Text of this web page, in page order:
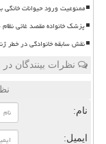
ممنوعیت ورود حیوانات خانگی
پزشک خانواده مقصد غائی
نقش سابقه خانوادگی در خطر
نظرات بینندگان
نام:
ایمیل: